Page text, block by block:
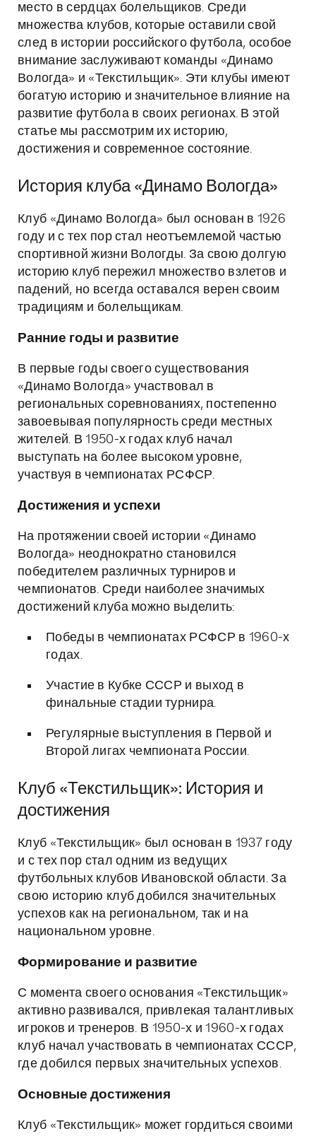
место в сердцах болельщиков. Среди
множества клубов, которые оставили свой
след в истории российского футбола, особое
внимание заслуживают команды «Динамо
Вологда» и «Текстильщик». Эти клубы имеют
богатую историю и значительное влияние на
развитие футбола в своих регионах. В этой
статье мы рассмотрим их историю,
достижения и современное состояние.
История клуба «Динамо Вологда»
Клуб «Динамо Вологда» был основан в 1926
году и с тех пор стал неотъемлемой частью
спортивной жизни Вологды. За свою долгую
историю клуб пережил множество взлетов и
падений, но всегда оставался верен своим
традициям и болельщикам.
Ранние годы и развитие
В первые годы своего существования
«Динамо Вологда» участвовал в
региональных соревнованиях, постепенно
завоевывая популярность среди местных
жителей. В 1950-х годах клуб начал
выступать на более высоком уровне,
участвуя в чемпионатах РСФСР.
Достижения и успехи
На протяжении своей истории «Динамо
Вологда» неоднократно становился
победителем различных турниров и
чемпионатов. Среди наиболее значимых
достижений клуба можно выделить:
Победы в чемпионатах РСФСР в 1960-х
годах.
Участие в Кубке СССР и выход в
финальные стадии турнира.
Регулярные выступления в Первой и
Второй лигах чемпионата России.
Клуб «Текстильщик»: История и
достижения
Клуб «Текстильщик» был основан в 1937 году
и с тех пор стал одним из ведущих
футбольных клубов Ивановской области. За
свою историю клуб добился значительных
успехов как на региональном, так и на
национальном уровне.
Формирование и развитие
С момента своего основания «Текстильщик»
активно развивался, привлекая талантливых
игроков и тренеров. В 1950-х и 1960-х годах
клуб начал участвовать в чемпионатах СССР,
где добился первых значительных успехов.
Основные достижения
Клуб «Текстильщик» может гордиться своими